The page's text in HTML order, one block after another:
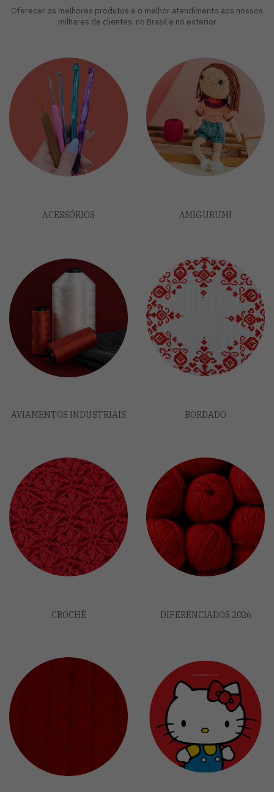
Oferecer os melhores produtos e o melhor atendimento aos nossos
milhares de clientes, no Brasil e no exterior
ACESSÓRIOS AMIGURUMI
AVIAMENTOS INDUSTRIAIS BORDADO
CROCHÊ DIFERENCIADOS 2026